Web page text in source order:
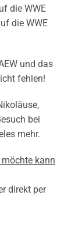
die WWE
die WWE
und das
fehlen!
bei
mehr.
kann
direkt per